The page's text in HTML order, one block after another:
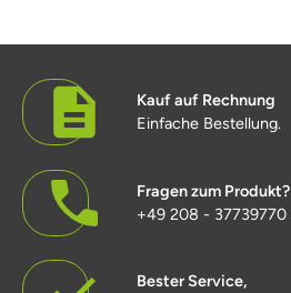
Kauf auf Rechnung
Einfache Bestellung.
Fragen zum Produkt?
+49 208 - 37739770
Bester Service,